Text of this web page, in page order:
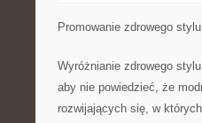
Promowanie zdrowego
Wyróżnianie zdrowego
aby nie powiedzieć, że
rozwijających się, w